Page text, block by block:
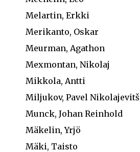
Melartin, Erkki
Merikanto, Oskar
Meurman, Agathon
Mexmontan, Nikolaj
Mikkola, Antti
Miljukov, Pavel Nikolajevitš
Munck, Johan Reinhold
Mäkelin, Yrjö
Mäki, Taisto